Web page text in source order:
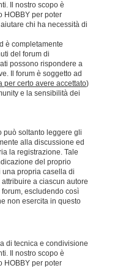
Il nostro scopo è
HOBBY per poter
chi ha necessità di
è completamente
del forum di
possono rispondere a
Il forum è soggetto ad
per certo avere accettato)
e la sensibilità dei
può soltanto leggere gli
alla discussione ed
la registrazione. Tale
del proprio
propria casella di
a ciascun autore
escludendo così
non esercita in questo
di tecnica e condivisione
Il nostro scopo è
HOBBY per poter